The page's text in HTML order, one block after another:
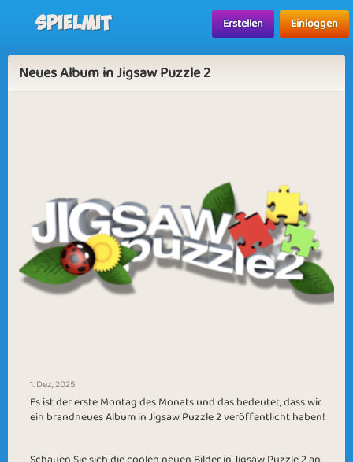
Spielmit Erstellen Einloggen
Neues Album in Jigsaw Puzzle 2
1. Dez, 2025
Es ist der erste Montag des Monats und das bedeutet, dass wir
ein brandneues Album in Jigsaw Puzzle 2 veröffentlicht haben!